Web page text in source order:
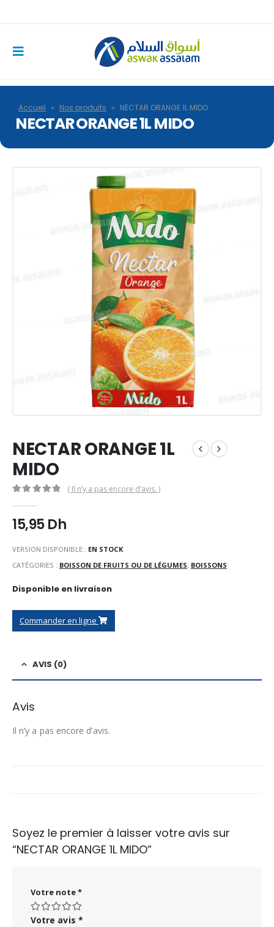
Accueil » Nos produits » NECTAR ORANGE 1L MIDO
NECTAR ORANGE 1L MIDO
NECTAR ORANGE 1L
MIDO
( Il n’y a pas encore d’avis. )
15,95Dh
VERSION DISPONIBLE:: EN STOCK
CATÉGORIES : BOISSON DE FRUITS OU DE LÉGUMES, BOISSONS
Disponible en livraison
Commander en ligne
AVIS (0)
Avis
Il n’y a pas encore d’avis.
Soyez le premier à laisser votre avis sur
“NECTAR ORANGE 1L MIDO”
Votre note*
Votre avis *